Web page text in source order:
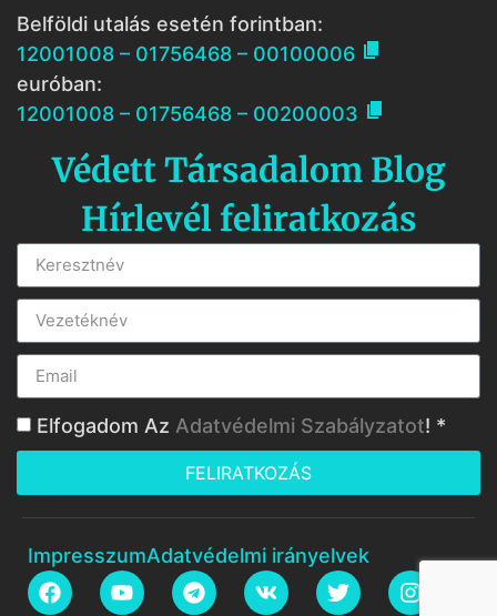
Belföldi utalás esetén forintban:
12001008 – 01756468 – 00100006 
euróban:
12001008 – 01756468 – 00200003 
Védett Társadalom Blog
Hírlevél feliratkozás
Elfogadom Az Adatvédelmi Szabályzatot! *
FELIRATKOZÁS
ImpresszumAdatvédelmi irányelvek